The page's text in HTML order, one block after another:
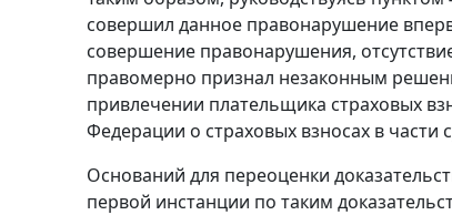
совершил данное правонарушение
совершение правонарушения,
правомерно признал незаконным
привлечении плательщика страховых
Федерации о страховых взносах в
Оснований для переоценки
первой инстанции по таким